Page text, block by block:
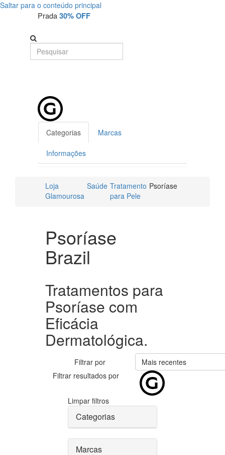
Saltar para o conteúdo principal
Prada30% OFF
Categorias Marcas
Informações
Loja
Glamourosa
Saúde Tratamento
para Pele
Psoríase
Psoríase
Brazil
Tratamentos para
Psoríase com
Eficácia
Dermatológica.
Filtrar por
Mais recentes
Filtrar resultados por
Limpar filtros
Categorias
Marcas